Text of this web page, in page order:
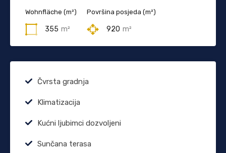
Wohnfläche (m²)
355 m²
Površina posjeda (m²)
920 m²
Čvrsta gradnja
Klimatizacija
Kućni ljubimci dozvoljeni
Sunčana terasa